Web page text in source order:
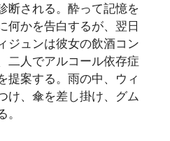
断される。酔って記憶を
何かを告白するが、翌日
ジュンは彼女の飲酒コン
二人でアルコール依存症
提案する。雨の中、ウィ
け、傘を差し掛け、グム